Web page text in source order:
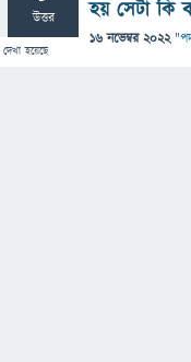
উত্তর
হয়েছে
হয় সেটা কি
16 নভেম্বর 2022 "